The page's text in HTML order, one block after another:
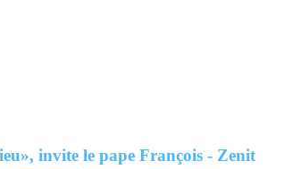
invite le pape François - Zenit